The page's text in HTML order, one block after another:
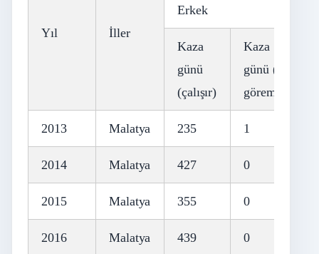
Yıl İller
Erkek
Kaza
günü
(çalışır)
Kaza
günü (iş
göremez)
2013 Malatya 235 1
2014 Malatya 427 0
2015 Malatya 355 0
2016 Malatya 439 0